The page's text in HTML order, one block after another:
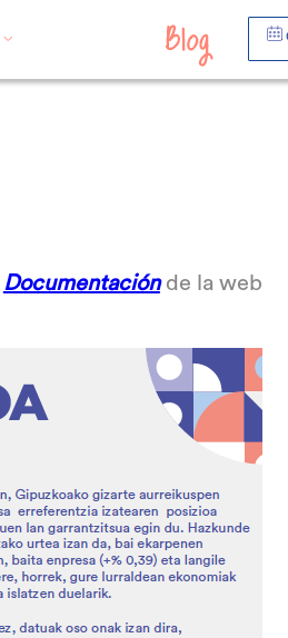
Documentación de la web